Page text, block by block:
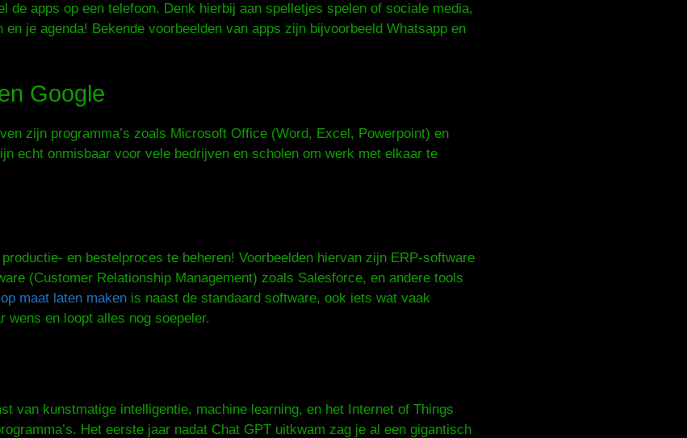
apps op een telefoon. Denk hierbij aan spelletjes spelen of sociale media,
je agenda! Bekende voorbeelden van apps zijn bijvoorbeeld Whatsapp en
Google
zijn programma’s zoals Microsoft Office (Word, Excel, Powerpoint) en
echt onmisbaar voor vele bedrijven en scholen om werk met elkaar te
en bestelproces te beheren! Voorbeelden hiervan zijn ERP-software
(Customer Relationship Management) zoals Salesforce, en andere tools
maat laten maken is naast de standaard software, ook iets wat vaak
en loopt alles nog soepeler.
van kunstmatige intelligentie, machine learning, en het Internet of Things
Het eerste jaar nadat Chat GPT uitkwam zag je al een gigantisch